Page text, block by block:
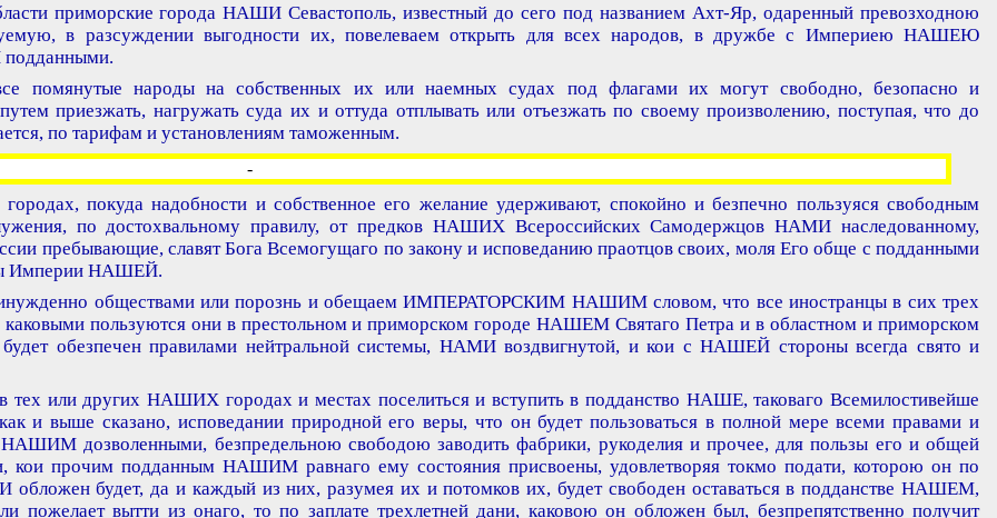
приморские города НАШИ Севастополь, известный до сего под названием Ахт-Яр, одаренный превозходною
в разсуждении выгодности их, повелеваем открыть для всех народов, в дружбе с Империею НАШЕЮ
помянутые народы на собственных их или наемных судах под флагами их могут свободно, безопасно и
приезжать, нагружать суда их и оттуда отплывать или отъезжать по своему произволению, поступая, что до
по тарифам и установлениям таможенным.
-
покуда надобности и собственное его желание удерживают, спокойно и безпечно пользуяся свободным
по достохвальному правилу, от предков НАШИХ Всероссийских Самодержцов НАМИ наследованному,
пребывающие, славят Бога Всемогущаго по закону и исповеданию праотцов своих, моля Его обще с подданными
Империи НАШЕЙ.
обществами или порознь и обещаем ИМПЕРАТОРСКИМ НАШИМ словом, что все иностранцы в сих трех
пользуются они в престольном и приморском городе НАШЕМ Святаго Петра и в областном и приморском
обезпечен правилами нейтральной системы, НАМИ воздвигнутой, и кои с НАШЕЙ стороны всегда свято и
тех или других НАШИХ городах и местах поселиться и вступить в подданство НАШЕ, таковаго Всемилостивейше
выше сказано, исповедании природной его веры, что он будет пользоваться в полной мере всеми правами и
дозволенными, безпредельною свободою заводить фабрики, рукоделия и прочее, для пользы его и общей
кои прочим подданным НАШИМ равнаго ему состояния присвоены, удовлетворяя токмо подати, которою он по
будет, да и каждый из них, разумея их и потомков их, будет свободен оставаться в подданстве НАШЕМ,
пожелает вытти из онаго, то по заплате трехлетней дани, каковою он обложен был, безпрепятственно получит